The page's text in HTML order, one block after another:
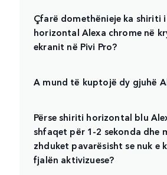
Çfarë domethënieje ka shiriti
horizontal Alexa chrome në
ekranit në Pivi Pro?
A mund të kuptojë dy gjuhë
Përse shiriti horizontal blu
shfaqet për 1-2 sekonda dhe
zhduket pavarësisht se nuk e
fjalën aktivizuese?